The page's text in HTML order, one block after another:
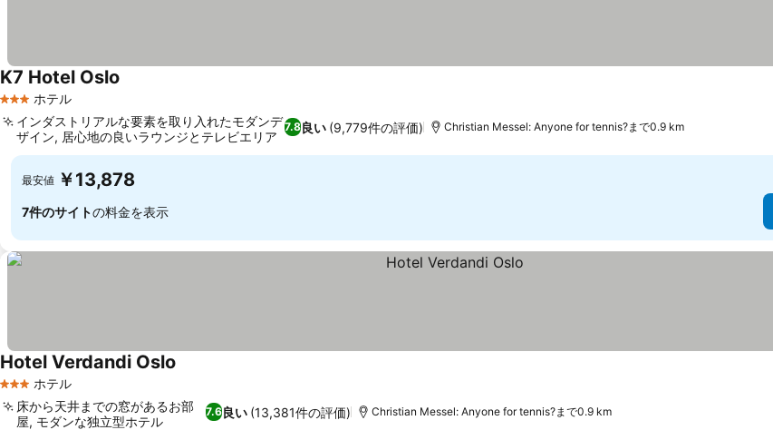
3 ホテルのランク
ホテル
K7 Hotel Oslo
7.8良い (9,779件の評価)
インダストリアルな要素を取り入れたモダンデ
ザイン, 居心地の良いラウンジとテレビエリア
Christian Messel: Anyone for tennis?まで0.9 km
最安値 ￥13,878
7件のサイトの料金を表示
3 ホテルのランク
ホテル
Hotel Verdandi Oslo
7.6良い (13,381件の評価)
床から天井までの窓があるお部
屋, モダンな独立型ホテル
Christian Messel: Anyone for tennis?まで0.9 km